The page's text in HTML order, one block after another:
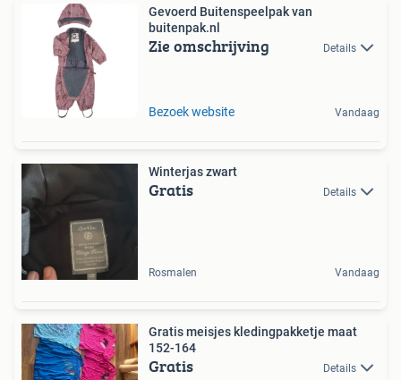
Gevoerd Buitenspeelpak van
buitenpak.nl
Zie omschrijving Details
Bezoek website Vandaag
Winterjas zwart
Gratis Details
Rosmalen Vandaag
Gratis meisjes kledingpakketje maat
152-164
Gratis Details